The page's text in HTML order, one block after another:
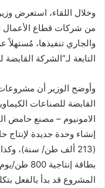
وخلال اللقاء، استعرض
من شركات قطاع الأعمال
والجاري تنفيذها،
التابعة لـ”الشركة
وأوضح الوزير أن مشروعات
الامونيوم – مصنع حامض
(213 ألف طن/ سنة)،